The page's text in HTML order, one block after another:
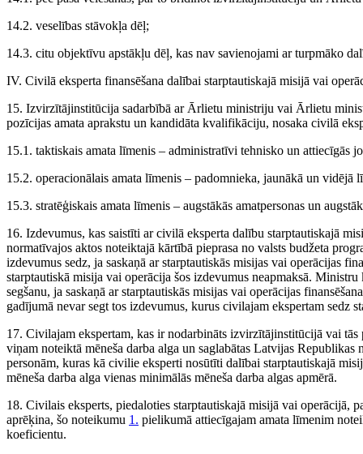
14.2. veselības stāvokļa dēļ;
14.3. citu objektīvu apstākļu dēļ, kas nav savienojami ar turpmāko
IV. Civilā eksperta finansēšana dalībai starptautiskajā misijā vai
15. Izvirzītājinstitūcija sadarbībā ar Ārlietu ministriju vai Ārlietu
pozīcijas amata aprakstu un kandidāta kvalifikāciju, nosaka civilā
15.1. taktiskais amata līmenis – administratīvi tehnisko un attiecīgās
15.2. operacionālais amata līmenis – padomnieka, jaunākā un vidējā
15.3. stratēģiskais amata līmenis – augstākās amatpersonas un
16. Izdevumus, kas saistīti ar civilā eksperta dalību starptautiskajā
normatīvajos aktos noteiktajā kārtībā pieprasa no valsts budžeta
izdevumus sedz, ja saskaņā ar starptautiskās misijas vai operācijas
starptautiskā misija vai operācija šos izdevumus neapmaksā.
segšanu, ja saskaņā ar starptautiskās misijas vai operācijas
gadījumā nevar segt tos izdevumus, kurus civilajam ekspertam sedz
17. Civilajam ekspertam, kas ir nodarbināts izvirzītājinstitūcijā vai
viņam noteiktā mēneša darba alga un saglabātas Latvijas
personām, kuras kā civilie eksperti nosūtīti dalībai starptautiskajā
mēneša darba alga vienas minimālās mēneša darba algas apmērā.
18. Civilais eksperts, piedaloties starptautiskajā misijā vai operācijā,
aprēķina, šo noteikumu 1. pielikumā attiecīgajam amata līmenim
koeficientu.